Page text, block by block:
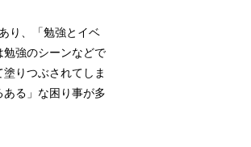
り、「勉強とイベ
勉強のシーンなどで
りつぶされてしま
る」な困り事が多